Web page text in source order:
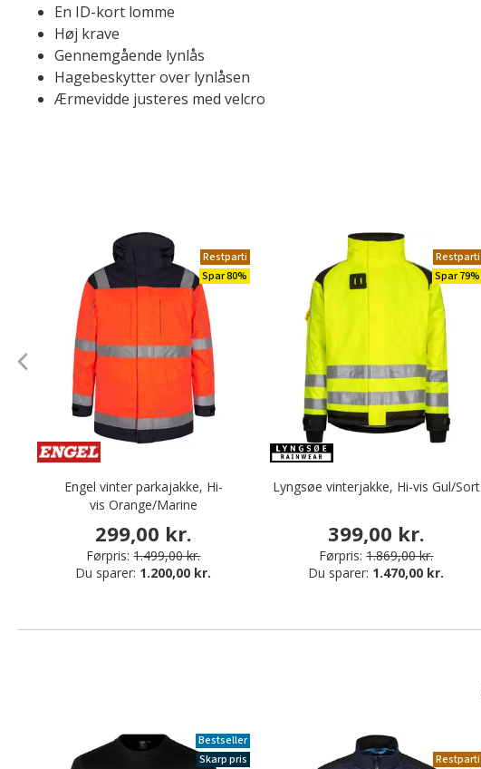
En ID-kort lomme
Høj krave
Gennemgående lynlås
Hagebeskytter over lynlåsen
Ærmevidde justeres med velcro
Restparti
Spar 80%
Engel vinter parkajakke, Hi-
vis Orange/Marine
299,00 kr.
Førpris: 1.499,00 kr.
Du sparer: 1.200,00 kr.
Restparti
Spar 79%
Lyngsøe vinterjakke, Hi-vis Gul/Sort
399,00 kr.
Førpris: 1.869,00 kr.
Du sparer: 1.470,00 kr.
Bestseller
Skarp pris
Restparti